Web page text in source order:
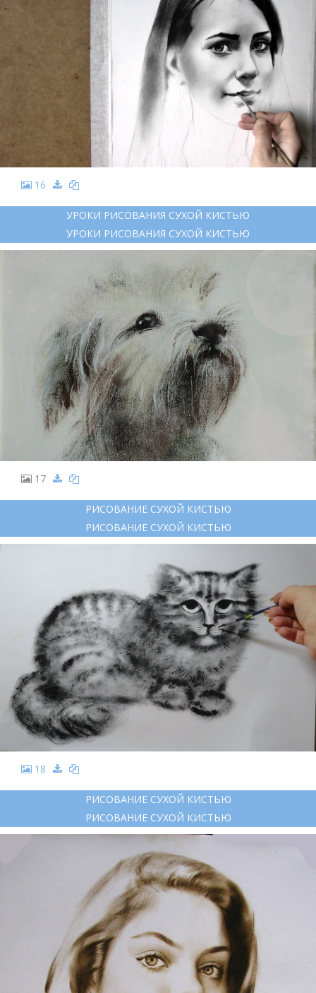
16
УРОКИ РИСОВАНИЯ СУХОЙ КИСТЬЮ
УРОКИ РИСОВАНИЯ СУХОЙ КИСТЬЮ
17
РИСОВАНИЕ СУХОЙ КИСТЬЮ
РИСОВАНИЕ СУХОЙ КИСТЬЮ
18
РИСОВАНИЕ СУХОЙ КИСТЬЮ
РИСОВАНИЕ СУХОЙ КИСТЬЮ